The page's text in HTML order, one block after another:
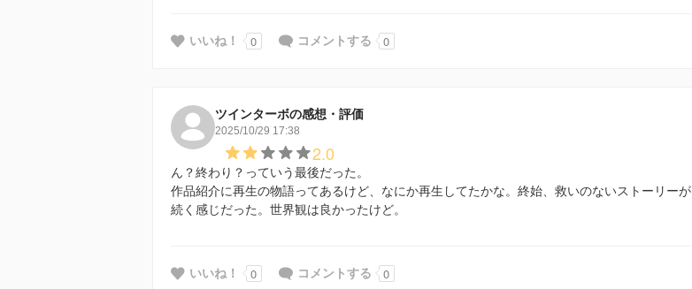
いいね！ 0 コメントする 0
ツインターボの感想・評価
2025/10/29 17:38
2.0
ん？終わり？っていう最後だった。
作品紹介に再生の物語ってあるけど、なにか再生してたかな。終始、救いのないストーリーが
続く感じだった。世界観は良かったけど。
いいね！ 0 コメントする 0